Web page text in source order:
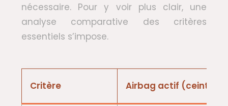
nécessaire. Pour y voir plus clair, une
analyse comparative des critères
essentiels s’impose.
Critère Airbag actif (ceinture)